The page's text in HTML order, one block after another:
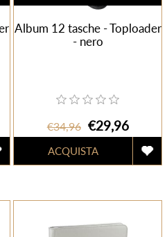
Album 12 tasche - Toploader
- nero
€34,96 €29,96